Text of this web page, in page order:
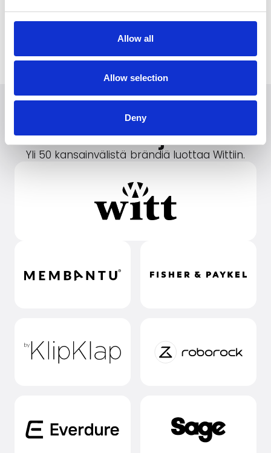
Allow all
Allow selection
Deny
Witt Denmark A/S tuo EasyMotionSkinin
Pohjoismaihin – uusi aikakausi EMS-
Etsitkö lisää
brändejä?
Yli 50 kansainvälistä brändiä luottaa Wittiin.